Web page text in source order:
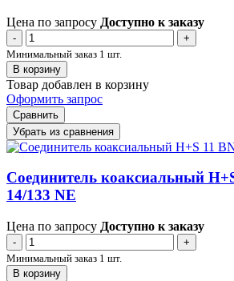
Цена по запросу Доступно к заказу
-
+
Минимальный заказ 1 шт.
В корзину
Товар добавлен в корзину
Оформить запрос
Сравнить
Убрать из сравнения
Соединитель коаксиальный
14/133 NE
Цена по запросу Доступно к заказу
-
+
Минимальный заказ 1 шт.
В корзину